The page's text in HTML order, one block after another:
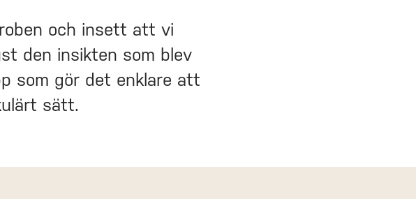
och insett att vi
den insikten som blev
som gör det enklare att
sätt.